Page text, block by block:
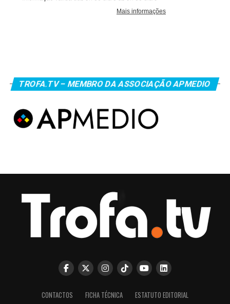
TROFA.TV – MEMBRO DA ASSOCIAÇÃO APMEDIO
CONTACTOS FICHA TÉCNICA ESTATUTO EDITORIAL